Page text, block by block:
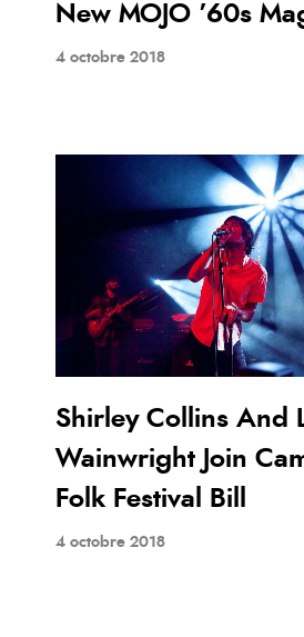
New MOJO ’60s
4 octobre 2018
Shirley Collins And
Wainwright Join
Folk Festival Bill
4 octobre 2018